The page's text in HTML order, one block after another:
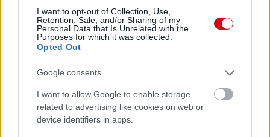
I want to opt-out of Collection, Use,
Retention, Sale, and/or Sharing of my
Personal Data that Is Unrelated with the
Purposes for which it was collected.
Opted Out
Google consents
I want to allow Google to enable storage
related to advertising like cookies on web or
device identifiers in apps.
2 nap 6 óra 39 perc 12 másodperc
AC MilanvsManchester United
ELŐZŐ MÉRKŐZÉSEK